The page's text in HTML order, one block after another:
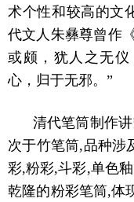
术个性和较高的文
代文人朱彝尊曾作
或颇，犹人之无
心，归于无邪。”
清代笔筒制作
次于竹笔筒,品种涉
彩,粉彩,斗彩,单色
乾隆的粉彩笔筒,体